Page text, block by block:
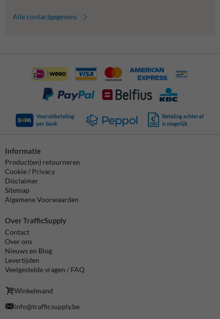
Alle contactgegevens
Vooruitbetaling
per bank
Betaling achteraf
is mogelijk
Informatie
Product(en) retourneren
Cookie / Privacy
Disclaimer
Sitemap
Algemene Voorwaarden
Over TrafficSupply
Contact
Over ons
Nieuws en Blog
Levertijden
Veelgestelde vragen / FAQ
Winkelmand
info@trafficsupply.be